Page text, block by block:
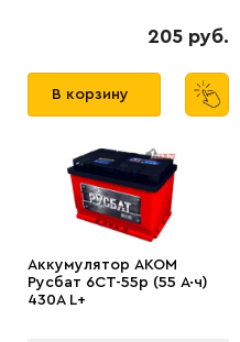
205 руб.
В корзину
Аккумулятор AKOM
Русбат 6СТ-55р (55 А·ч)
430A L+